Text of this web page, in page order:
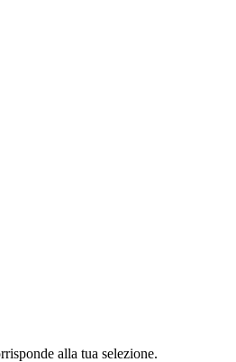
alla tua selezione.